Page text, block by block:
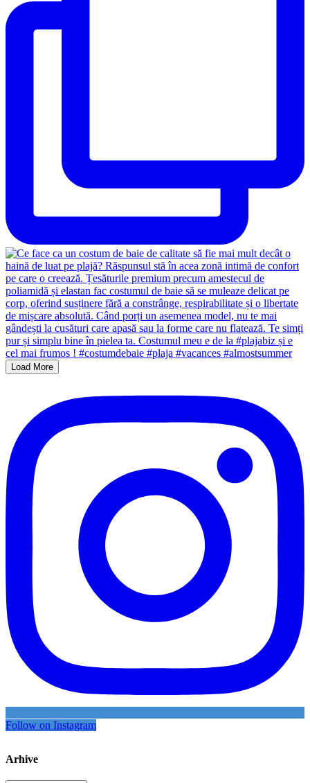
Load More
Follow on Instagram
Arhive